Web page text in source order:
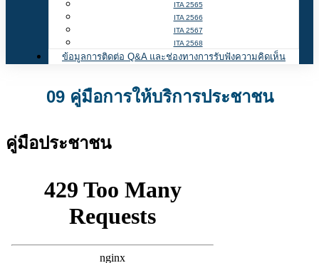
ITA 2565
ITA 2566
ITA 2567
ITA 2568
ข้อมูลการติดต่อ Q&A และช่องทางการรับฟังความคิดเห็น
09 คู่มือการให้บริการประชาชน
คู่มือประชาชน